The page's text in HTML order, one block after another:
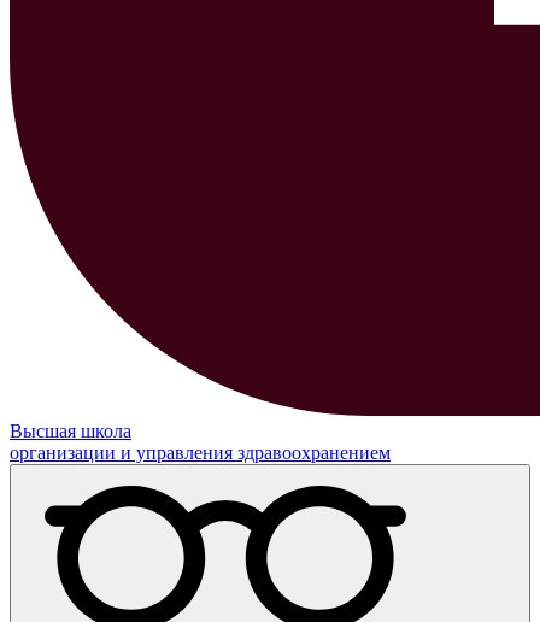
Высшая школа
организации и управления здравоохранением